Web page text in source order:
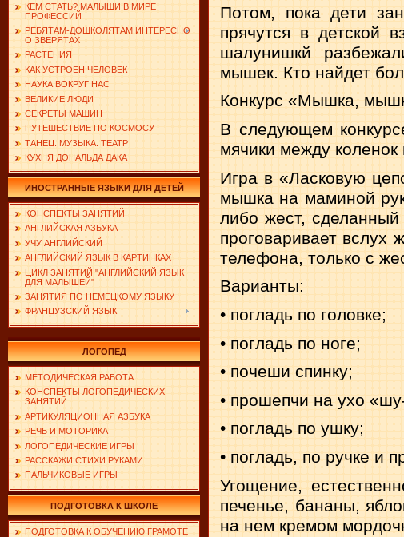
КЕМ СТАТЬ? МАЛЫШИ В МИРЕ
ПРОФЕССИЙ
РЕБЯТАМ-ДОШКОЛЯТАМ ИНТЕРЕСНО
О ЗВЕРЯТАХ
РАСТЕНИЯ
КАК УСТРОЕН ЧЕЛОВЕК
НАУКА ВОКРУГ НАС
ВЕЛИКИЕ ЛЮДИ
СЕКРЕТЫ МАШИН
ПУТЕШЕСТВИЕ ПО КОСМОСУ
ТАНЕЦ. МУЗЫКА. ТЕАТР
КУХНЯ ДОНАЛЬДА ДАКА
ИНОСТРАННЫЕ ЯЗЫКИ ДЛЯ ДЕТЕЙ
КОНСПЕКТЫ ЗАНЯТИЙ
АНГЛИЙСКАЯ АЗБУКА
УЧУ АНГЛИЙСКИЙ
АНГЛИЙСКИЙ ЯЗЫК В КАРТИНКАХ
ЦИКЛ ЗАНЯТИЙ "АНГЛИЙСКИЙ ЯЗЫК
ДЛЯ МАЛЫШЕЙ"
ЗАНЯТИЯ ПО НЕМЕЦКОМУ ЯЗЫКУ
ФРАНЦУЗСКИЙ ЯЗЫК
ЛОГОПЕД
МЕТОДИЧЕСКАЯ РАБОТА
КОНСПЕКТЫ ЛОГОПЕДИЧЕСКИХ
ЗАНЯТИЙ
АРТИКУЛЯЦИОННАЯ АЗБУКА
РЕЧЬ И МОТОРИКА
ЛОГОПЕДИЧЕСКИЕ ИГРЫ
РАССКАЖИ СТИХИ РУКАМИ
ПАЛЬЧИКОВЫЕ ИГРЫ
ПОДГОТОВКА К ШКОЛЕ
ПОДГОТОВКА К ОБУЧЕНИЮ ГРАМОТЕ
Потом, пока дети
прячутся в детской
шалунишкй
мышек. Кто найдет
Конкурс «Мышка,
В следующем
мячики между
Игра в «Ласковую
мышка на маминой
либо жест,
проговаривает вслух
телефона, толь­ко с
Варианты:
• погладь по головке;
• погладь по ноге;
• почеши спинку;
• прошепчи на ухо
• погладь по ушку;
• погладь, по ручке и
Угощение,
печенье, бананы,
на нем кремом